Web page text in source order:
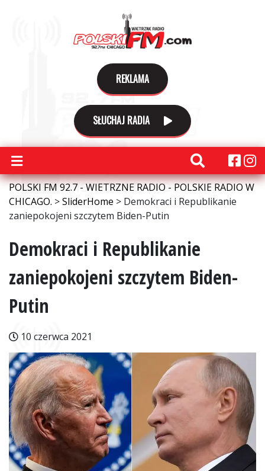
REKLAMA
SŁUCHAJ RADIA
POLSKI FM 92.7 - WIETRZNE RADIO - POLSKIE RADIO W
CHICAGO. >SliderHome > Demokraci i Republikanie
zaniepokojeni szczytem Biden-Putin
Demokraci i Republikanie
zaniepokojeni szczytem Biden-
Putin
10 czerwca 2021